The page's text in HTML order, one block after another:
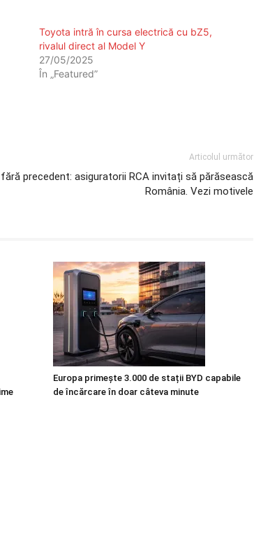
Toyota intră în cursa electrică cu bZ5,
rivalul direct al Model Y
27/05/2025
În „Featured”
Articolul următor
precedent: asiguratorii RCA invitați să părăsească
România. Vezi motivele
Europa primește 3.000 de stații BYD capabile
de încărcare în doar câteva minute